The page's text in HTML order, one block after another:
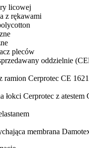
licowej
z rękawami
pleców
oddzielnie
ramion Cerprotec CE
łokci Cerprotec z atestem
membrana